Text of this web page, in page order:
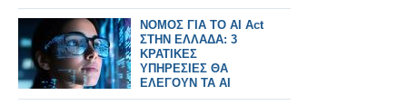
ΝΟΜΟΣ ΓΙΑ ΤΟ AI Act
ΣΤΗΝ ΕΛΛΑΔΑ: 3
ΚΡΑΤΙΚΕΣ
ΥΠΗΡΕΣΙΕΣ ΘΑ
ΕΛΕΓΟΥΝ ΤΑ AI
ΣΥΣΤΗΜΑΤΑ